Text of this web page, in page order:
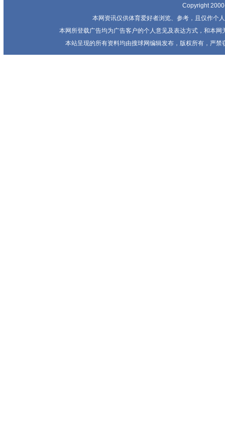
Copyright
本网资讯仅供体育爱好者浏览、参考，且仅作个
本网所登载广告均为广告客户的个人意见及表达方式，和本
本站呈现的所有资料均由搜球网编辑发布，版权所有，严